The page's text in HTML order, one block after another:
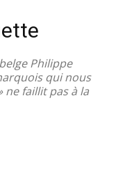
Philippe
qui nous
ne faillit pas à la